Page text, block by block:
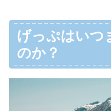
げっぷはいつ
のか？